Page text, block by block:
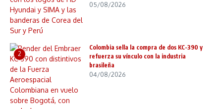
05/08/2026
2
Colombia sella la compra de dos KC-390 y
refuerza su vínculo con la industria
brasileña
04/08/2026